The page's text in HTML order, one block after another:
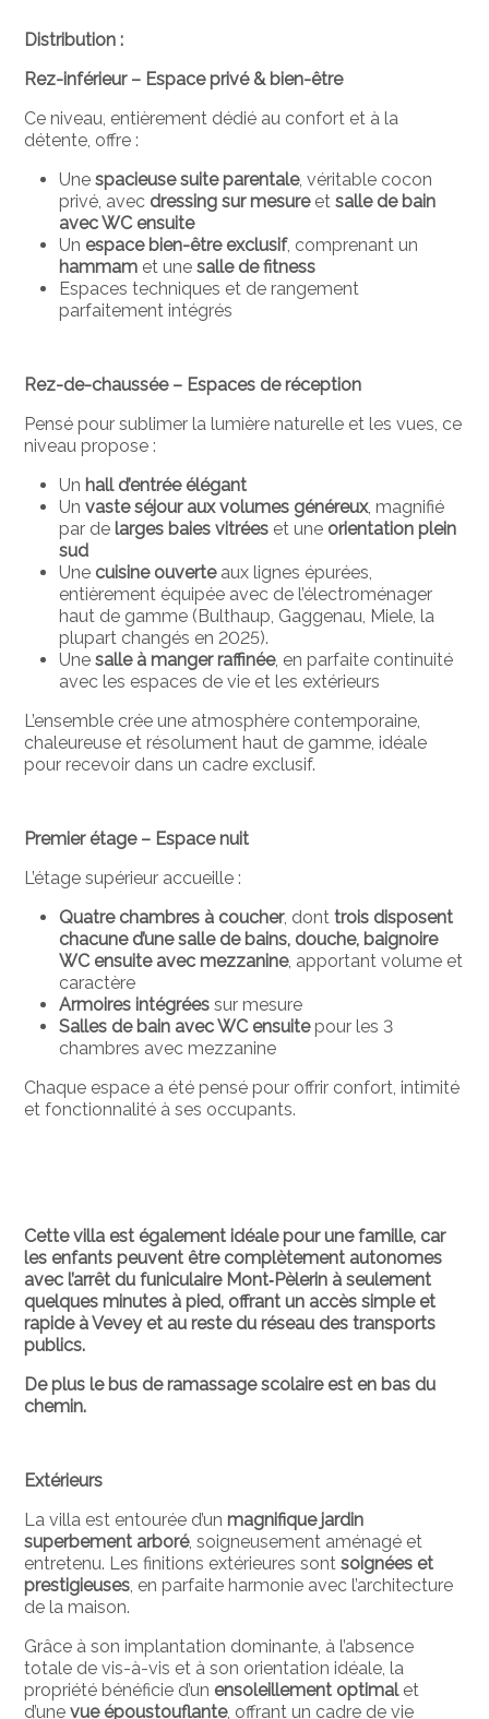
Distribution :
Rez-inférieur – Espace privé & bien-être
Ce niveau, entièrement dédié au confort et à la
détente, offre :
Unespacieuse suite parentale, véritable cocon
privé, avec dressing sur mesureetsalle de bain
avec WC ensuite
Un espace bien-être exclusif, comprenant un
hammam et unesalle de fitness
Espaces techniques et de rangement
parfaitement intégrés
Rez-de-chaussée – Espaces de réception
Pensé pour sublimer la lumière naturelle et les vues, ce
niveau propose :
Un hall d’entrée élégant
Unvaste séjour aux volumes généreux, magnifié
par delarges baies vitrées et une orientation plein
sud
Une cuisine ouverteaux lignes épurées,
entièrement équipée avec de l’électroménager
haut de gamme (Bulthaup, Gaggenau, Miele, la
plupart changés en 2025).
Unesalle à manger raffinée, en parfaite continuité
avec les espaces de vie et les extérieurs
L’ensemble crée une atmosphère contemporaine,
chaleureuse et résolument haut de gamme, idéale
pour recevoir dans un cadre exclusif.
Premier étage – Espace nuit
L’étage supérieur accueille :
Quatre chambres à coucher, donttrois disposent
chacune d’une salle de bains, douche, baignoire
WC ensuite avec mezzanine, apportant volume et
caractère
Armoires intégrées sur mesure
Salles de bain avec WC ensuitepour les 3
chambres avec mezzanine
Chaque espace a été pensé pour offrir confort, intimité
et fonctionnalité à ses occupants.
Cette villa est également idéale pour une famille, car
les enfants peuvent être complètement autonomes
avec l’arrêt du funiculaire Mont‑Pèlerin à seulement
quelques minutes à pied, offrant un accès simple et
rapide à Vevey et au reste du réseau des transports
publics.
De plus le bus de ramassage scolaire est en bas du
chemin.
Extérieurs
La villa est entourée d’unmagnifique jardin
superbement arboré, soigneusement aménagé et
entretenu. Les finitions extérieures sontsoignées et
prestigieuses, en parfaite harmonie avec l’architecture
de la maison.
Grâce à son implantation dominante, à l’absence
totale de vis-à-vis et à son orientation idéale, la
propriété bénéficie d’un ensoleillement optimalet
d’unevue époustouflante, offrant un cadre de vie